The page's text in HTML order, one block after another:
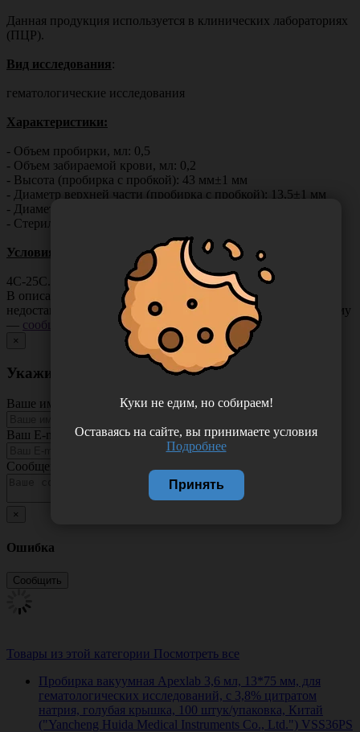
Данная продукция используется в клинических лабораториях
(ПЦР).
Вид исследования:
гематологические исследования
Характеристики:
- Объем пробирки, мл: 0,5
- Объем забираемой крови, мл: 0,2
- Высота (пробирка с пробкой): 43 мм±1 мм
- Диаметр верхней части (пробирка с пробкой): 13,5±1 мм
- Диаметр нижней части пробирки: 8 мм±1 мм
- Стерилизация: Стерильны
Условия хранения
4С-25С.
В описании товара могут иметь место неточности или
недостающая информация. Если вы заметили такую проблему
— сообщите нам
×
Укажите неточность в описании товара
Ваше имя
Ваш E-mail
Сообщение
×
Ошибка
Товары из этой категории Посмотреть все
Пробирка вакуумная Apexlab 3,6 мл, 13*75 мм, для
гематологических исследований, с 3,8% цитратом
натрия, голубая крышка, 100 штук/упаковка, Китай
("Yancheng Huida Medical Instruments Co., Ltd.") VSS36PS
Куки не едим, но собираем!
Оставаясь на сайте, вы принимаете условия
Подробнее
Принять